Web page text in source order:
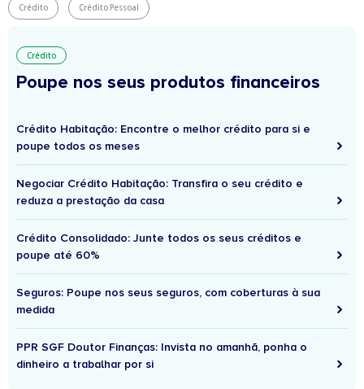
Crédito Crédito Pessoal
Crédito
Poupe nos seus produtos financeiros
Crédito Habitação: Encontre o melhor crédito para si e
poupe todos os meses
Negociar Crédito Habitação: Transfira o seu crédito e
reduza a prestação da casa
Crédito Consolidado: Junte todos os seus créditos e
poupe até 60%
Seguros: Poupe nos seus seguros, com coberturas à sua
medida
PPR SGF Doutor Finanças: Invista no amanhã, ponha o
dinheiro a trabalhar por si